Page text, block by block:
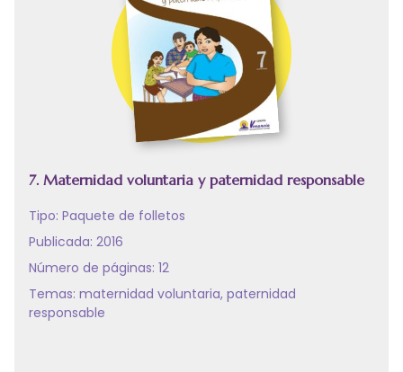
7. Maternidad voluntaria y paternidad responsable
Tipo: Paquete de folletos
Publicada: 2016
Número de páginas: 12
Temas: maternidad voluntaria, paternidad
responsable